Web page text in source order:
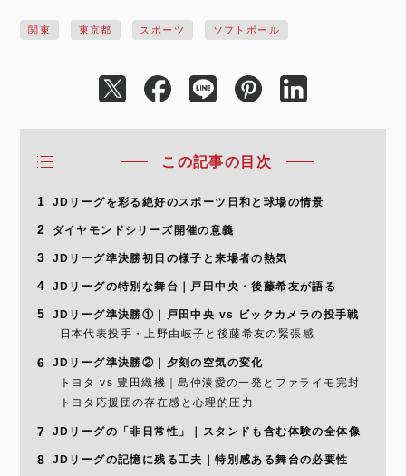
関東 東京都 スポーツ ソフトボール
この記事の目次
1 JDリーグを彩る絶好のスポーツ日和と球場の情景
2 ダイヤモンドシリーズ開催の意義
3 JDリーグ準決勝初日の様子と来場者の熱気
4 JDリーグの特別な舞台｜戸田中央・後藤希友が語る
5
JDリーグ準決勝①｜戸田中央 vs ビックカメラの投手戦
日本代表投手・上野由岐子と後藤希友の緊張感
6
JDリーグ準決勝②｜夕刻の空気の変化
トヨタ vs 豊田織機｜島仲湊愛の一発とファライモ完封
トヨタ応援団の存在感と心理的圧力
7 JDリーグの「非日常性」｜スタンドも含む体験の全体像
8 JDリーグの記憶に残る工夫｜特別感ある舞台の必要性